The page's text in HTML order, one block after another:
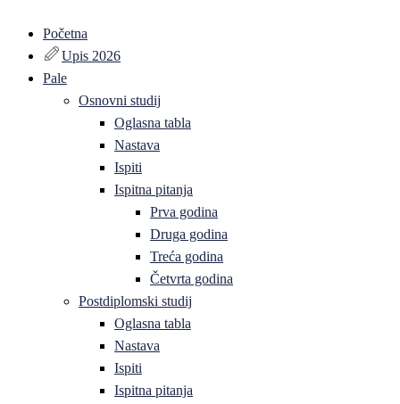
Početna
Upis 2026
Pale
Osnovni studij
Oglasna tabla
Nastava
Ispiti
Ispitna pitanja
Prva godina
Druga godina
Treća godina
Četvrta godina
Postdiplomski studij
Oglasna tabla
Nastava
Ispiti
Ispitna pitanja